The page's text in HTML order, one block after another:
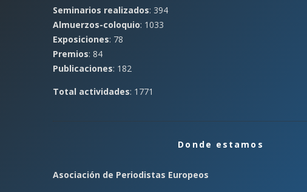
Seminarios realizados: 394
Almuerzos-coloquio: 1033
Exposiciones: 78
Premios: 84
Publicaciones: 182
Total actividades: 1771
Donde estamos
Asociación de Periodistas Europeos